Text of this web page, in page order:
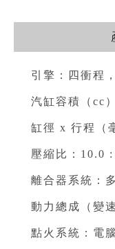
引擎：四衝程
汽缸容積（cc
缸徑 x 行程（
壓縮比：10.0 :
離合器系統：
動力總成（變
點火系統：電